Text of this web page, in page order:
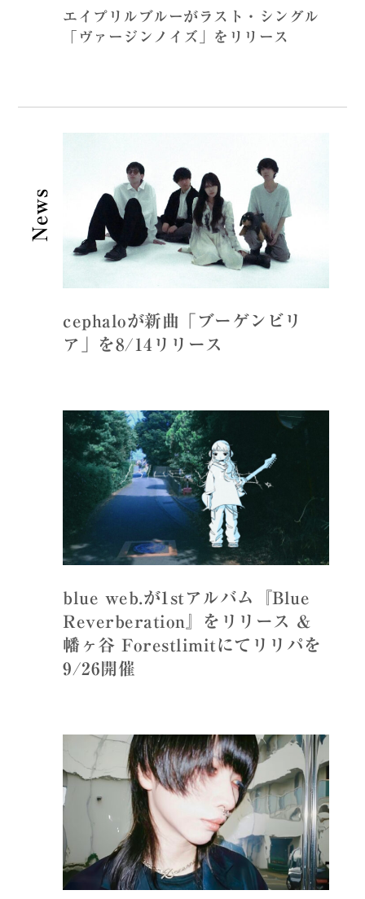
エイプリルブルーがラスト・シングル
「ヴァージンノイズ」をリリース
News
cephaloが新曲「ブーゲンビリ
ア」を8/14リリース
blue web.が1stアルバム『Blue
Reverberation』をリリース &
幡ヶ谷 Forestlimitにてリリパを
9/26開催